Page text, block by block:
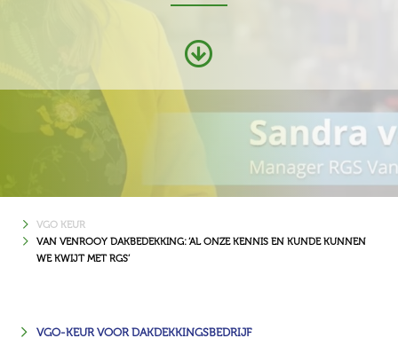
VGO KEUR
VAN VENROOY DAKBEDEKKING: ‘AL ONZE KENNIS EN KUNDE KUNNEN
WE KWIJT MET RGS’
VGO-KEUR VOOR DAKDEKKINGSBEDRIJF